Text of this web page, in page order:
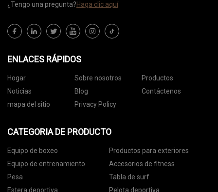
¿Tengo una pregunta?Haga clic aquí
ENLACES RÁPIDOS
Hogar Sobre nosotros
Productos
Noticias
Blog
Contáctenos
mapa del sitio
Privacy Policy
CATEGORIA DE PRODUCTO
Equipo de boxeo
Productos para exteriores
Equipo de entrenamiento
Accesorios de fitness
Pesa
Tabla de surf
Estera deportiva
Pelota deportiva